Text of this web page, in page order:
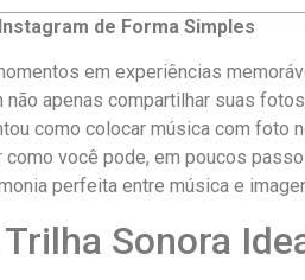
de Forma‌ Simples
em experiências
apenas compartilhar suas
como colocar música com⁣
você pode, em poucos​
perfeita entre música e
Sonora